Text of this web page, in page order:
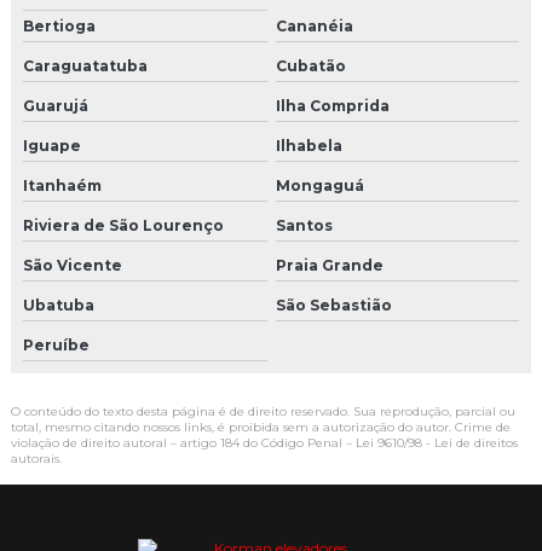
Bertioga
Cananéia
Caraguatatuba Cubatão
Guarujá Ilha Comprida
Iguape Ilhabela
Itanhaém Mongaguá
Riviera de São Lourenço Santos
São Vicente Praia Grande
Ubatuba São Sebastião
Peruíbe
O conteúdo do texto desta página é de direito reservado. Sua reprodução, parcial ou
total, mesmo citando nossos links, é proibida sem a autorização do autor. Crime de
violação de direito autoral – artigo 184 do Código Penal – Lei 9610/98 - Lei de direitos
autorais